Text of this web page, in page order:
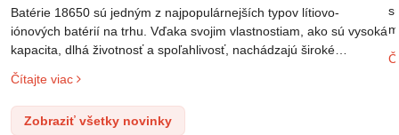
Batérie 18650 sú jedným z najpopulárnejších typov lítiovo-
iónových batérií na trhu. Vďaka svojim vlastnostiam, ako sú vysoká
kapacita, dlhá životnosť a spoľahlivosť, nachádzajú široké
po elektrické vozidlá. Pochopenie ich delenia, označovania a
správneho používania je kľúčom k ich efektívnemu a bezpečnému
využitiu.
Čítajte viac
Zobraziť všetky novinky